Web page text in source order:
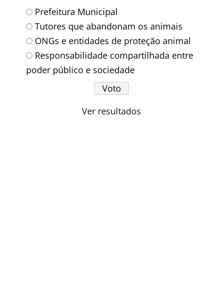
Prefeitura Municipal
Tutores que abandonam os animais
ONGs e entidades de proteção animal
Responsabilidade compartilhada entre
poder público e sociedade
Ver resultados